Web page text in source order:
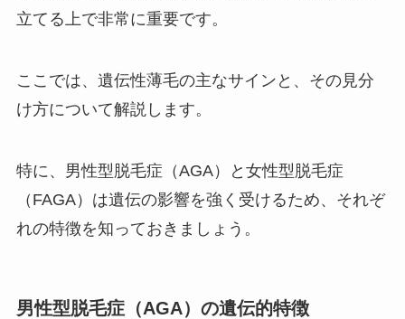
立てる上で非常に重要です。
ここでは、遺伝性薄毛の主なサインと、その見分
け方について解説します。
特に、男性型脱毛症（AGA）と女性型脱毛症
（FAGA）は遺伝の影響を強く受けるため、それぞ
れの特徴を知っておきましょう。
男性型脱毛症（AGA）の遺伝的特徴